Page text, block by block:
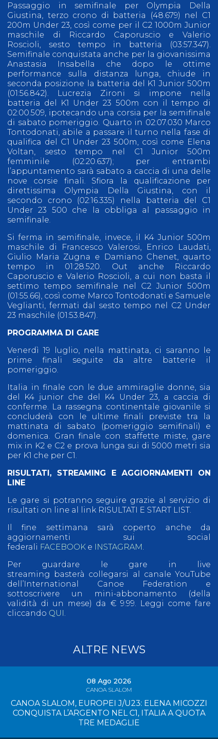
Passaggio in semifinale per Olympia Della
Giustina, terzo crono di batteria (48.679) nel C1
200m Under 23, così come per il C2 1000m Junior
maschile di Riccardo Caporuscio e Valerio
Roscioli, sesto tempo in batteria (03:57.347).
Semifinale conquistata anche per la giovanissima
Anastasia Insabella che dopo le ottime
performance sulla distanza lunga, chiude in
seconda posizione la batteria del K1 Junior 500m
(01:56.842). Lucrezia Zironi si impone nella
batteria del K1 Under 23 500m con il tempo di
02:00.509, ipotecando una corsia per la semifinale
di sabato pomeriggio. Quarto in 02:07.030 Marco
Tontodonati, abile a passare il turno nella fase di
qualifica del C1 Under 23 500m, così come Elena
Voltan, sesto tempo nel C1 Junior 500m
femminile (02:20.637); per entrambi
l’appuntamento sarà sabato a caccia di una delle
nove corsie finali. Sfiora la qualificazione per
direttissima Olympia Della Giustina, con il
secondo crono (02:16.335) nella batteria del C1
Under 23 500 che la obbliga al passaggio in
semifinale.
Si ferma in semifinale, invece, il K4 Junior 500m
maschile di Francesco Valerosi, Enrico Laudati,
Giulio Maria Zugna e Damiano Chenet, quarto
tempo in 01:28.520. Out anche Riccardo
Caporuscio e Valerio Roscioli, a cui non basta il
settimo tempo semifinale nel C2 Junior 500m
(01:55.66), così come Marco Tontodonati e Samuele
Veglianti, fermati dal sesto tempo nel C2 Under
23 maschile (01:53.847).
PROGRAMMA DI GARE
Venerdì 19 luglio, nella mattinata, ci saranno le
prime finali seguite da altre batterie il
pomeriggio.
Italia in finale con le due ammiraglie donne, sia
del K4 junior che del K4 Under 23, a caccia di
conferme. La rassegna continentale giovanile si
concluderà con le ultime finali previste tra la
mattinata di sabato (pomeriggio semifinali) e
domenica. Gran finale con staffette miste, gare
mix in K2 e C2 e prova lunga sui di 5000 metri sia
per K1 che per C1.
RISULTATI, STREAMING E AGGIORNAMENTI ON
LINE
Le gare si potranno seguire grazie al servizio di
risultati on line al link RISULTATI E START LIST.
Il fine settimana sarà coperto anche da
aggiornamenti sui social
federali FACEBOOK e INSTAGRAM
Per guardare le gare in live
streaming basterà collegarsi al canale YouTube
dell’International Canoe Federation e
sottoscrivere un mini-abbonamento (della
validità di un mese) da € 9.99. Leggi come fare
cliccando QUI
ALTRE NEWS
08 Ago 2026
CANOA SLALOM
CANOA SLALOM, EUROPEI J/U23: ELENA MICOZZI
CONQUISTA L’ARGENTO NEL C1, ITALIA A QUOTA
TRE MEDAGLIE